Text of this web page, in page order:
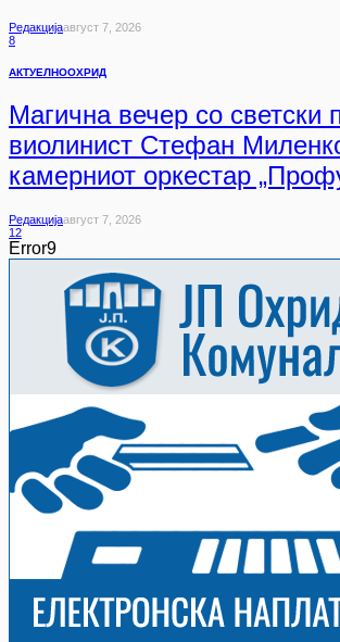
РедакцијаАвгуст 7, 2026
8
АКТУЕЛНООХРИД
Магична вечер со светски
виолинист Стефан
камерниот оркестар
РедакцијаАвгуст 7, 2026
12
Error9